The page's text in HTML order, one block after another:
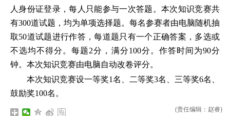
人身份证登录，每人只能参与一次答题。本次知识竞赛共
有300道试题，均为单项选择题。每名参赛者由电脑随机抽
取50道试题进行作答，每道题只有一个正确答案，多选或
不选均不得分。每题2分，满分100分。作答时间为90分
钟。本次知识竞赛由电脑自动改卷评分。
本次知识竞赛设一等奖1名、二等奖3名、三等奖6名、
鼓励奖100名。
(责任编辑：赵睿)